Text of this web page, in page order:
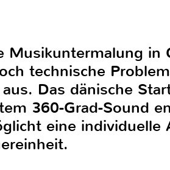
Musikuntermalung in
technische
Das dänische
360-Grad-Sound
eine individuelle